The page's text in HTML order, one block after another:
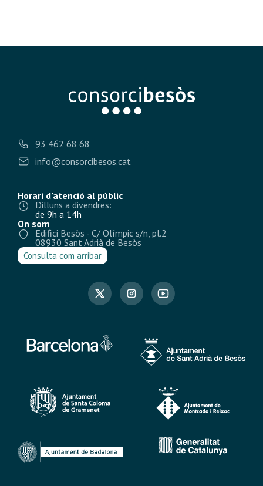
93 462 68 68
info@consorcibesos.cat
Horari d’atenció al públic
Dilluns a divendres:
de 9h a 14h
On som
Edifici Besòs - C/ Olímpic s/n, pl.2
08930 Sant Adrià de Besòs
Consulta com arribar